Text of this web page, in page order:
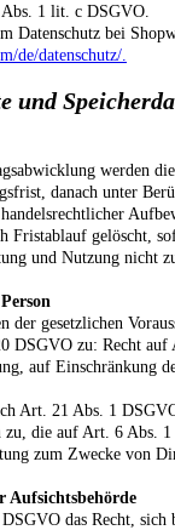
1 lit. c DSGVO.
Datenschutz bei
de/datenschutz/.
und
werden
danach unter
Fristablauf gelöscht,
und Nutzung nicht
der gesetzlichen
DSGVO zu: Recht auf
auf Einschränkung
Art. 21 Abs. 1
zu, die auf Art. 6 Abs.
zum Zwecke von
Aufsichtsbehörde
das Recht, sich